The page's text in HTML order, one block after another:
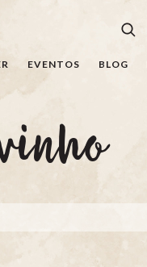
EVENTOS BLOG